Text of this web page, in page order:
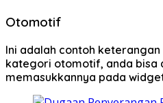
Otomotif
Ini adalah contoh
kategori otomotif, anda bisa
memasukkannya pada